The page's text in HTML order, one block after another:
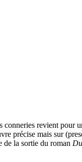
conneries revient pour
précise mais sur
de la sortie du roman